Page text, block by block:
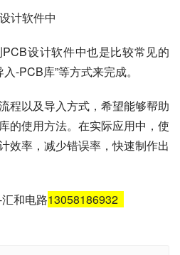
计软件中
设计软件中也是比较常见的
-PCB库”等方式来完成。
程以及导入方式，希望能够帮助
的使用方法。在实际应用中，使
效率，减少错误率，快速制作出
和电路13058186932